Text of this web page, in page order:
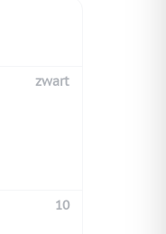
zwart
10